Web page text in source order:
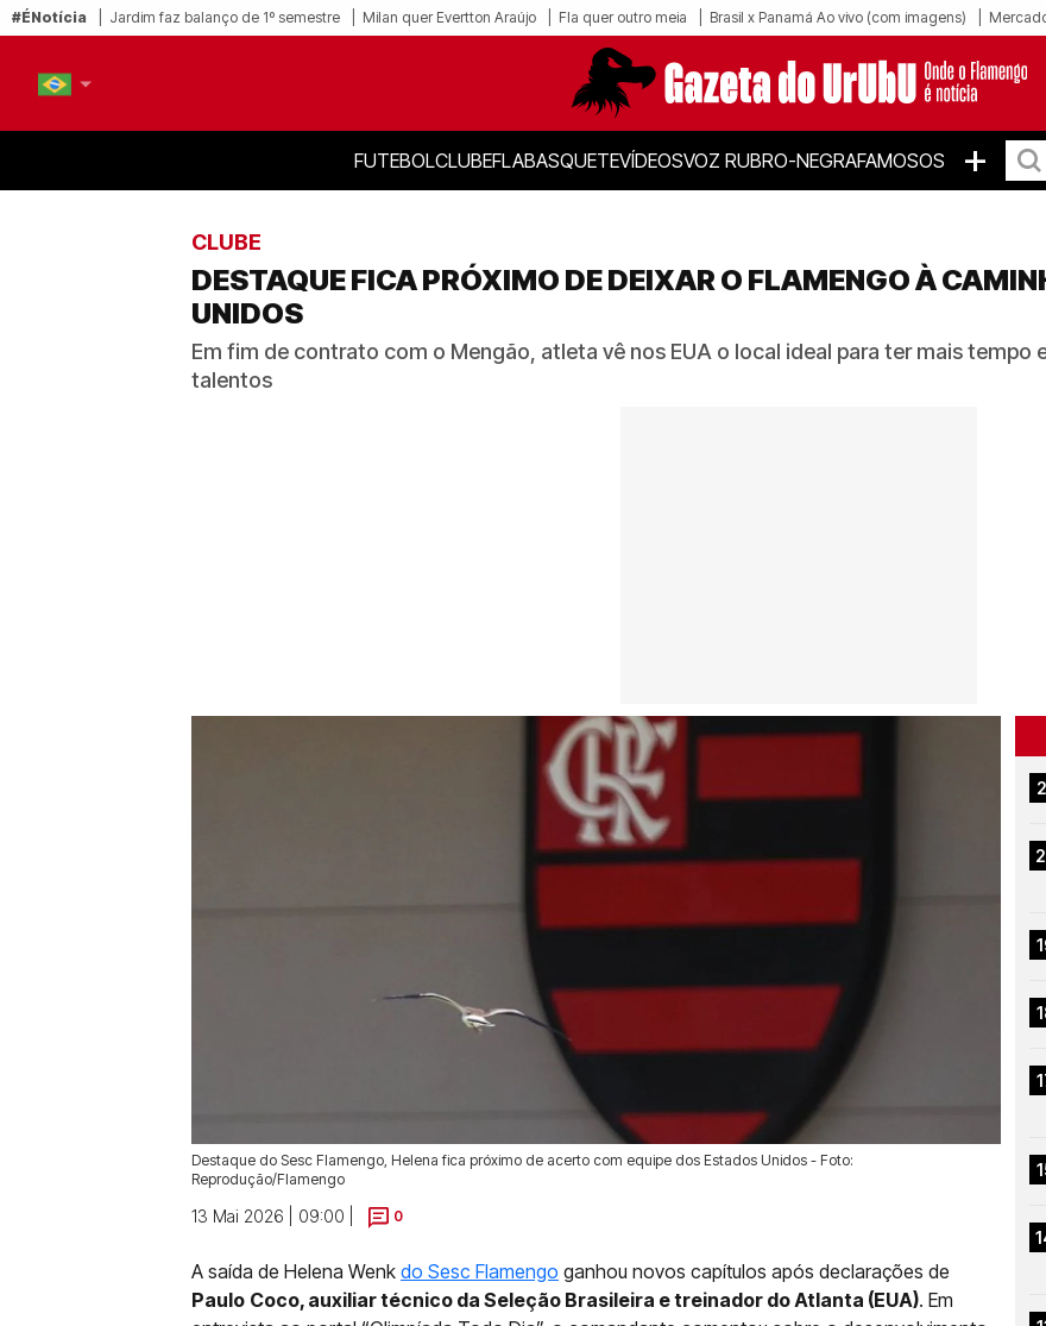
#ÉNotícia Jardim faz balanço de 1º semestre Milan quer Evertton Araújo Fla quer outro meia Brasil x Panamá Ao vivo (com imagens)
FUTEBOLCLUBEFLABASQUETEVÍDEOSVOZ RUBRO-NEGRAFAMOSOS +
CLUBE
DESTAQUE FICA PRÓXIMO DE DEIXAR O FLAMENGO À
UNIDOS
Em fim de contrato com o Mengão, atleta vê nos EUA o local ideal para ter mais tempo
talentos
Destaque do Sesc Flamengo, Helena fica próximo de acerto com equipe dos Estados Unidos - Foto:
Reprodução/Flamengo
13 Mai 2026 | 09:00 | 0
A saída de Helena Wenk do Sesc Flamengo ganhou novos capítulos após declarações de
Paulo Coco, auxiliar técnico da Seleção Brasileira e treinador do Atlanta (EUA). Em